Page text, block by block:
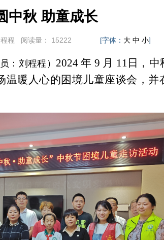
中秋 助童成长
程 阅读量： 15222 [字体： 大 中 小]
：刘程程） 2024 年 9 月 11日，
暖人心的困境儿童座谈会，并